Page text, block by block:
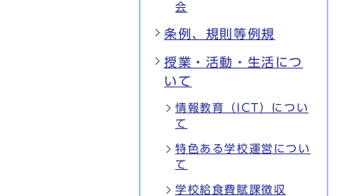
会
条例、規則等例規
授業・活動・生活につ
いて
情報教育（ICT）につい
て
特色ある学校運営につい
て
学校給食費賦課徴収